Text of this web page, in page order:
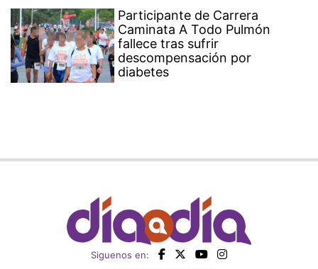
Participante de Carrera
Caminata A Todo Pulmón
fallece tras sufrir
descompensación por
diabetes
Siguenos en: